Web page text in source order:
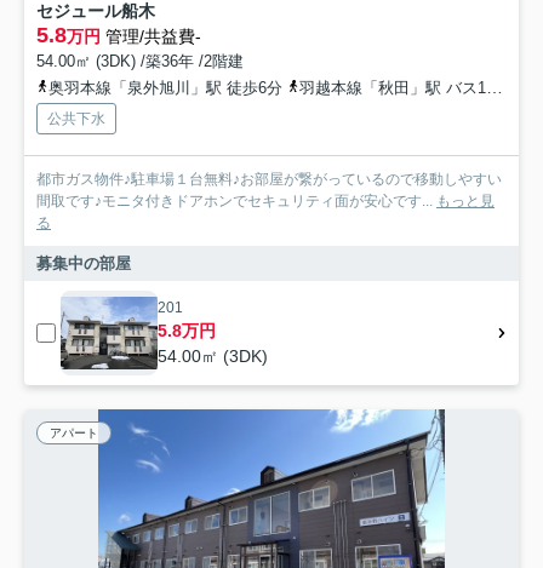
セジュール船木
5.8万円 管理/共益費-
54.00㎡ (3DK) /築36年 /2階建
奥羽本線「泉外旭川」駅 徒歩6分
羽越本線「秋田」駅 バス16分 秋田中央交通「泉北三丁目」 停歩4分
公共下水
都市ガス物件♪駐車場１台無料♪お部屋が繋がっているので移動しやすい
間取です♪モニタ付きドアホンでセキュリティ面が安心です... もっと見
る
募集中の部屋
201
5.8万円
54.00㎡ (3DK)
アパート